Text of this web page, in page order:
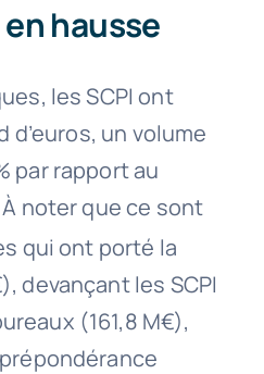
hausse
les SCPI ont
d’euros, un volume
par rapport au
noter que ce sont
qui ont porté la
devançant les SCPI
(161,8 M€),